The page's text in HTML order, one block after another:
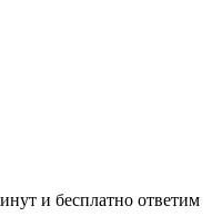
и бесплатно ответим